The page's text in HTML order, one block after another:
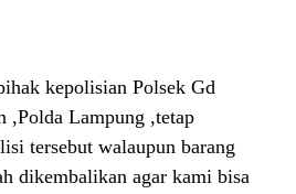
kepolisian Polsek Gd
,Polda Lampung ,tetap
tersebut walaupun barang
dikembalikan agar kami bisa